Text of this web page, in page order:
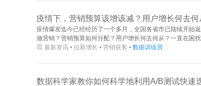
疫情下，营销预算该增该减？用户增长何去何
疫情爆发迄今已经经历了一个多月，全国各省市已陆续开始
做营销？营销预算如何分配？用户增长何去何从？一直在困扰
 最新资讯 • 拉新增长 • 营销获客 • 数据训练营
数据科学家教你如何科学地利用A/B测试快速